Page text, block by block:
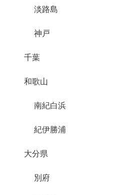
淡路島
神戸
千葉
和歌山
南紀白浜
紀伊勝浦
大分県
別府